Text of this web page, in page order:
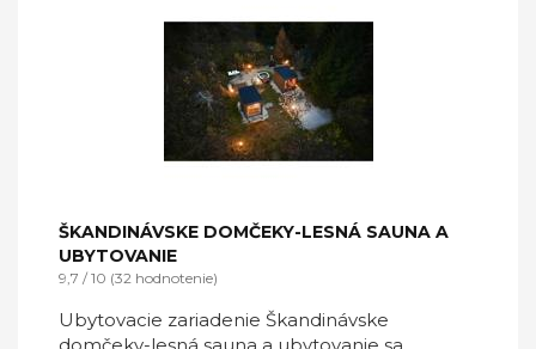
ŠKANDINÁVSKE DOMČEKY-LESNÁ SAUNA A
UBYTOVANIE
9,7 / 10 (32 hodnotenie)
Ubytovacie zariadenie Škandinávske